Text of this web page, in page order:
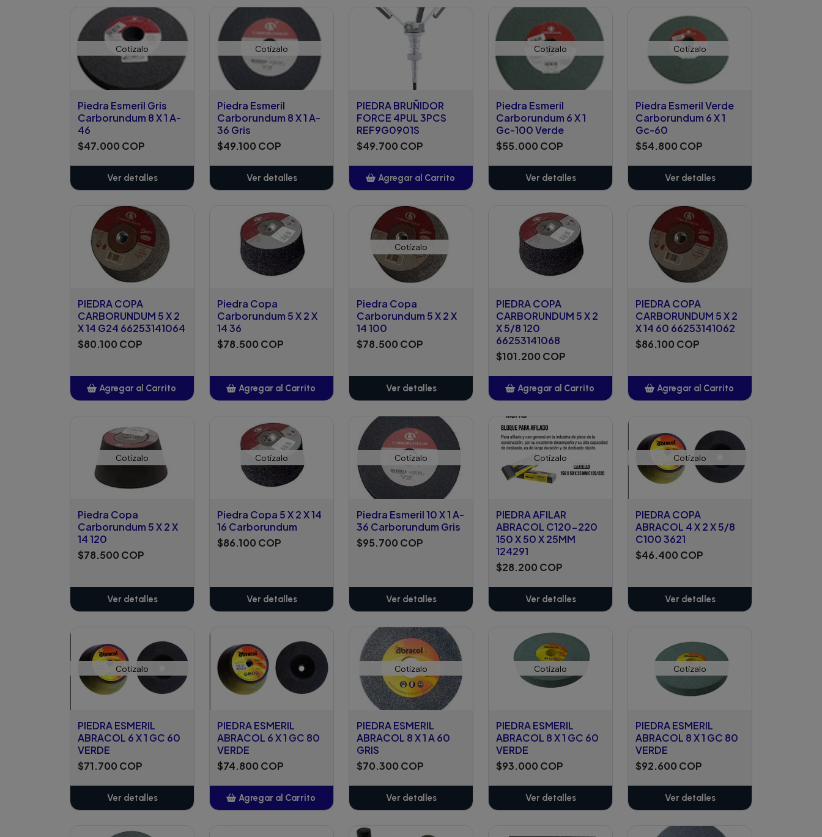
Cotízalo
Piedra Esmeril Gris
Carborundum 8 X 1 A-
46
$47.000 COP
Ver detalles
Cotízalo
Piedra Esmeril
Carborundum 8 X 1 A-
36 Gris
$49.100 COP
Ver detalles
PIEDRA BRUÑIDOR
FORCE 4PUL 3PCS
REF9G0901S
$49.700 COP
Agregar al Carrito
Cotízalo
Piedra Esmeril
Carborundum 6 X 1
Gc-100 Verde
$55.000 COP
Ver detalles
Cotízalo
Piedra Esmeril Verde
Carborundum 6 X 1
Gc-60
$54.800 COP
Ver detalles
PIEDRA COPA
CARBORUNDUM 5 X 2
X 14 G24 66253141064
$80.100 COP
Agregar al Carrito
Piedra Copa
Carborundum 5 X 2 X
14 36
$78.500 COP
Agregar al Carrito
Cotízalo
Piedra Copa
Carborundum 5 X 2 X
14 100
$78.500 COP
Ver detalles
PIEDRA COPA
CARBORUNDUM 5 X 2
X 5/8 120
66253141068
$101.200 COP
Agregar al Carrito
PIEDRA COPA
CARBORUNDUM 5 X 2
X 14 60 66253141062
$86.100 COP
Agregar al Carrito
Cotízalo
Piedra Copa
Carborundum 5 X 2 X
14 120
$78.500 COP
Ver detalles
Cotízalo
Piedra Copa 5 X 2 X 14
16 Carborundum
$86.100 COP
Ver detalles
Cotízalo
Piedra Esmeril 10 X 1 A-
36 Carborundum Gris
$95.700 COP
Ver detalles
Cotízalo
PIEDRA AFILAR
ABRACOL C120-220
150 X 50 X 25MM
124291
$28.200 COP
Ver detalles
Cotízalo
PIEDRA COPA
ABRACOL 4 X 2 X 5/8
C100 3621
$46.400 COP
Ver detalles
Cotízalo
PIEDRA ESMERIL
ABRACOL 6 X 1 GC 60
VERDE
$71.700 COP
Ver detalles
PIEDRA ESMERIL
ABRACOL 6 X 1 GC 80
VERDE
$74.800 COP
Agregar al Carrito
Cotízalo
PIEDRA ESMERIL
ABRACOL 8 X 1 A 60
GRIS
$70.300 COP
Ver detalles
Cotízalo
PIEDRA ESMERIL
ABRACOL 8 X 1 GC 60
VERDE
$93.000 COP
Ver detalles
Cotízalo
PIEDRA ESMERIL
ABRACOL 8 X 1 GC 80
VERDE
$92.600 COP
Ver detalles